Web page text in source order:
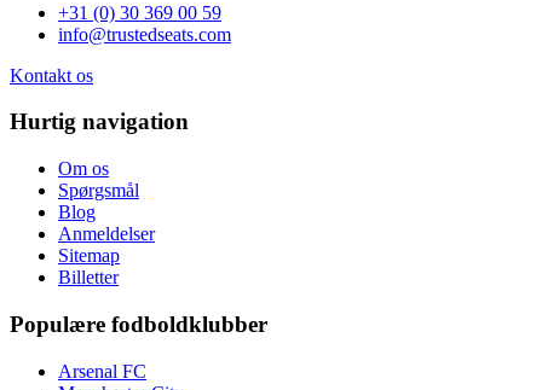
+31 (0) 30 369 00 59
info@trustedseats.com
Kontakt os
Hurtig navigation
Om os
Spørgsmål
Blog
Anmeldelser
Sitemap
Billetter
Populære fodboldklubber
Arsenal FC